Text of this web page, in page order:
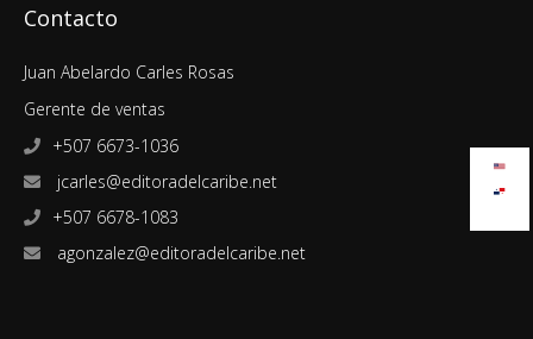
Contacto
Juan Abelardo Carles Rosas
Gerente de ventas
+507 6673-1036
jcarles@editoradelcaribe.net
+507 6678-1083
agonzalez@editoradelcaribe.net